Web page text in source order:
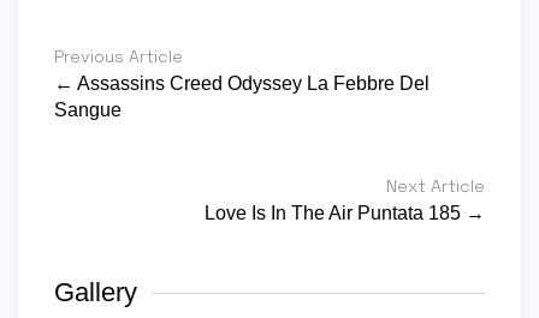
Previous Article
← Assassins Creed Odyssey La Febbre Del
Sangue
Next Article
Love Is In The Air Puntata 185 →
Gallery